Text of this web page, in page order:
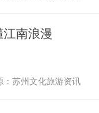
南浪漫
：苏州文化旅游资讯